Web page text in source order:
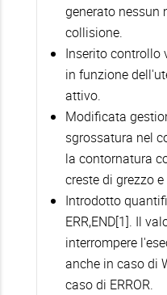
generato nessun
collisione.
Inserito controllo
in funzione
attivo.
Modificata
sgrossatura nel
la contornatura
creste di grezzo
Introdotto
ERR,END[1]. Il
interrompere
anche in caso di
caso di ERROR.